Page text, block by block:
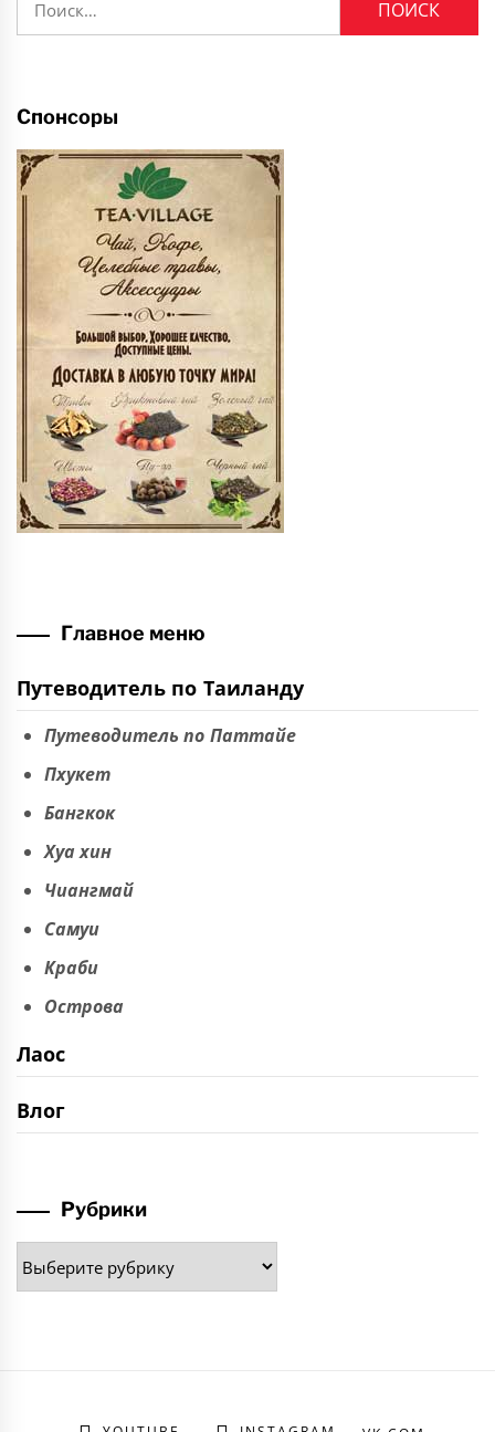
Спонсоры
Главное меню
Путеводитель по Таиланду
Путеводитель по Паттайе
Пхукет
Бангкок
Хуа хин
Чиангмай
Самуи
Краби
Острова
Лаос
Влог
Рубрики
Рубрики